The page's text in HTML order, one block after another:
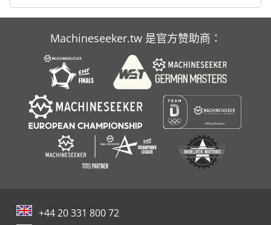
Machineseeker.tw 是官方赞助商：
+44 20 331 800 72